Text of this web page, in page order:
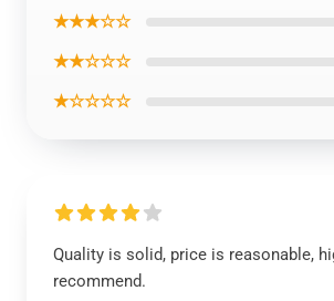
★★★☆☆
★★☆☆☆
★☆☆☆☆
Quality is solid, price is reasonable,
recommend.